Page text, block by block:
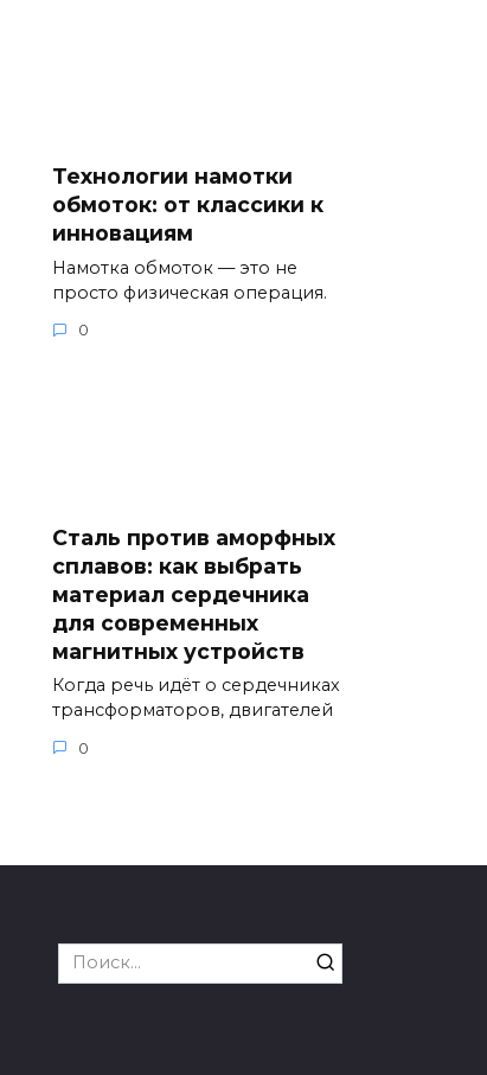
Технологии намотки
обмоток: от классики к
инновациям
Намотка обмоток — это не
просто физическая операция.
0
Сталь против аморфных
сплавов: как выбрать
материал сердечника
для современных
магнитных устройств
Когда речь идёт о сердечниках
трансформаторов, двигателей
0
Search
for: